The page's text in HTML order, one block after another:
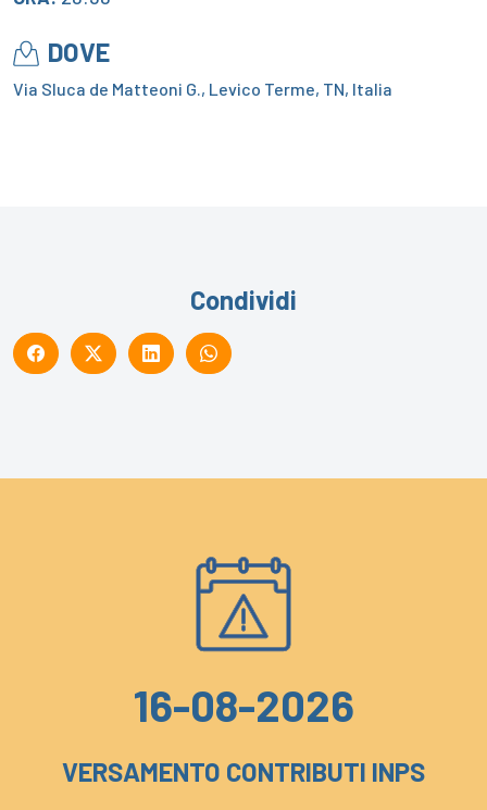
DOVE
Via Sluca de Matteoni G., Levico Terme, TN, Italia
Condividi
16-08-2026
VERSAMENTO CONTRIBUTI INPS